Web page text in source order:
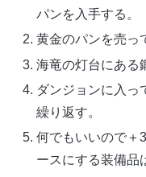
パンを入手する。
黄金のパンを売っ
海竜の灯台にある
ダンジョンに入
繰り返す。
何でもいいので＋
ースにする装備品